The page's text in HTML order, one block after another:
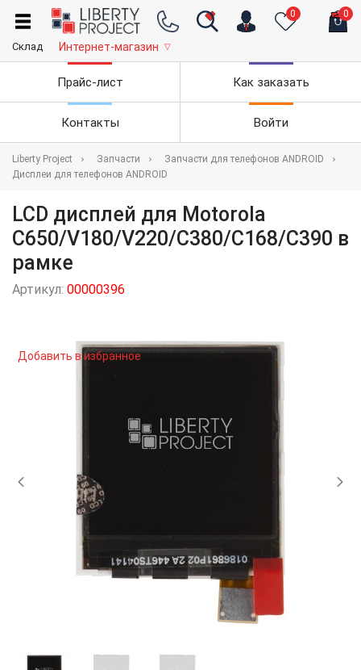
0 0
Склад Интернет-магазин ▽
Прайс-лист Как заказать
Контакты Войти
Liberty Project Запчасти
Запчасти для телефонов ANDROID
Дисплеи для телефонов ANDROID
LCD дисплей для Motorola
C650/V180/V220/C380/C168/C390 в
рамке
Артикул: 00000396
Добавить в избранное